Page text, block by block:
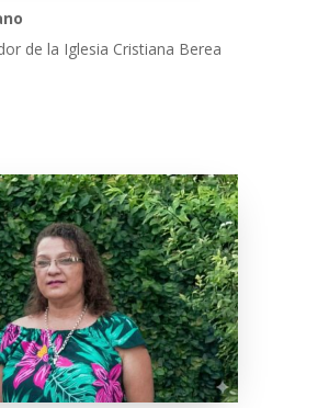
de la Iglesia Cristiana Berea